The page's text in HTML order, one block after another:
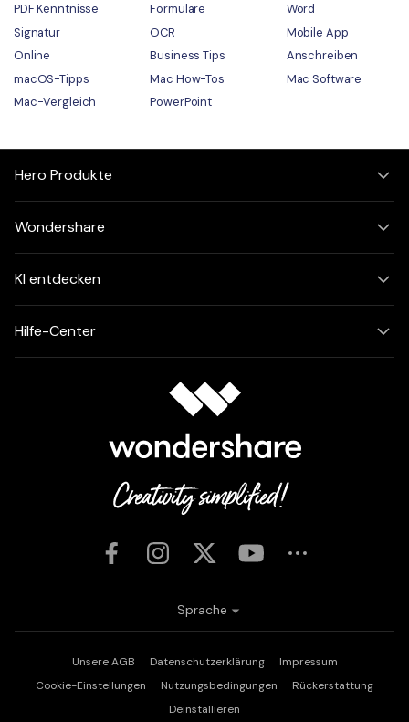
PDF Kenntnisse
Formulare
Word
Signatur
OCR
Mobile App
Online
Business Tips
Anschreiben
macOS-Tipps
Mac How-Tos
Mac Software
Mac-Vergleich
PowerPoint
Hero Produkte
Wondershare
KI entdecken
Hilfe-Center
Unsere AGB Datenschutzerklärung
Impressum
Cookie-Einstellungen
Nutzungsbedingungen
Rückerstattung
Deinstallieren
Sprache